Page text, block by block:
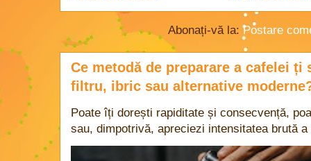
Abonați-vă la:Postare
Ce metodă de preparare a cafelei
filtru, ibric sau alternative
Poate îți dorești rapiditate și consecvență,
sau, dimpotrivă, apreciezi intensitatea brută